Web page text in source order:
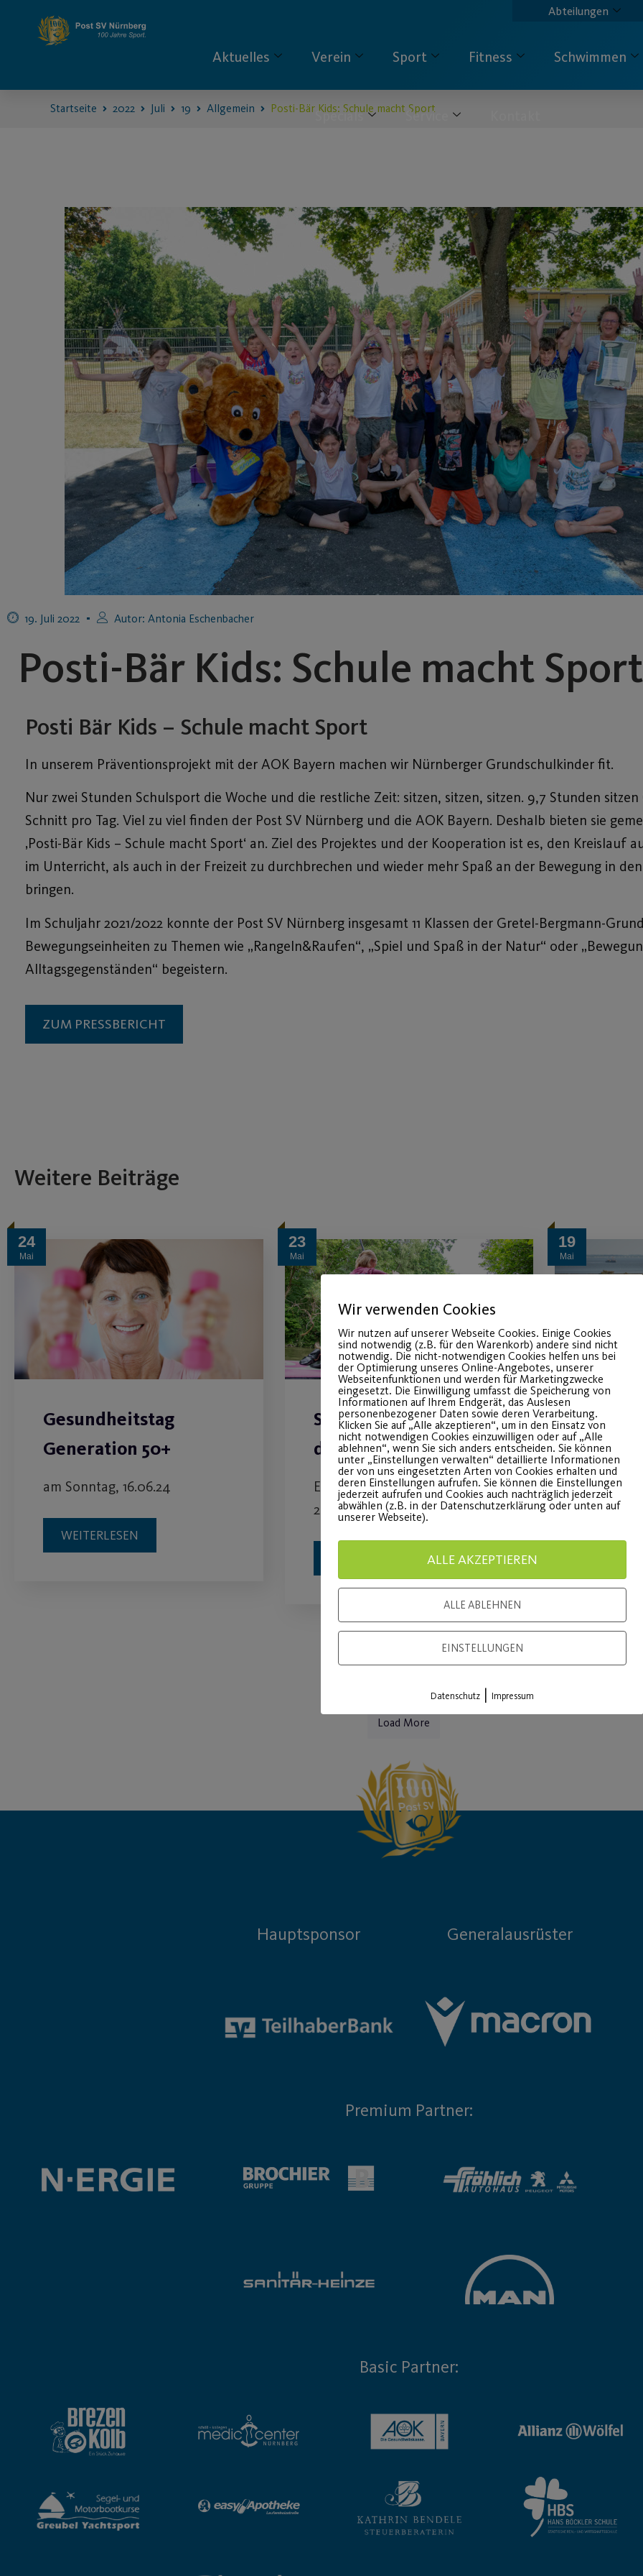
Abteilungen
Aktuelles Verein Sport Fitness Schwimmen
Specials Service
Startseite 2022 Juli 19 Allgemein Posti-Bär Kids: Schule macht Sport
19. Juli 2022 Autor: Antonia Eschenbacher
Posti-Bär Kids: Schule macht Sport
Posti Bär Kids – Schule macht Sport
In unserem Präventionsprojekt mit der AOK Bayern machen wir Nürnberger Grundschulkinder fit.
Nur zwei Stunden Schulsport die Woche und die restliche Zeit: sitzen, sitzen, sitzen. 9,7 Stunden
Schnitt pro Tag. Viel zu viel finden der Post SV Nürnberg und die AOK Bayern. Deshalb bieten sie
‚Posti-Bär Kids – Schule macht Sport‘ an. Ziel des Projektes und der Kooperation ist es, den Kreislauf
im Unterricht, als auch in der Freizeit zu durchbrechen und wieder mehr Spaß an der Bewegung in
bringen.
Im Schuljahr 2021/2022 konnte der Post SV Nürnberg insgesamt 11 Klassen der Gretel-Bergmann-
Bewegungseinheiten zu Themen wie „Rangeln&Raufen“, „Spiel und Spaß in der Natur“ oder
Alltagsgegenständen“ begeistern.
ZUM PRESSBERICHT
Weitere Beiträge
24
Mai
Gesundheitstag
Generation 50+
am Sonntag, 16.06.24
WEITERLESEN
23
Mai
Stand up Paddling auf
der Rednitz
Entdecke unsere SUP-Kurse
2024
19
Mai
beim
Load More
Hauptsponsor Generalausrüster
Premium Partner:
Basic Partner:
Wir verwenden Cookies
Wir nutzen auf unserer Webseite Cookies. Einige Cookies
sind notwendig (z.B. für den Warenkorb) andere sind nicht
notwendig. Die nicht-notwendigen Cookies helfen uns bei
der Optimierung unseres Online-Angebotes, unserer
Webseitenfunktionen und werden für Marketingzwecke
eingesetzt. Die Einwilligung umfasst die Speicherung von
Informationen auf Ihrem Endgerät, das Auslesen
personenbezogener Daten sowie deren Verarbeitung.
Klicken Sie auf „Alle akzeptieren“, um in den Einsatz von
nicht notwendigen Cookies einzuwilligen oder auf „Alle
ablehnen“, wenn Sie sich anders entscheiden. Sie können
unter „Einstellungen verwalten“ detaillierte Informationen
der von uns eingesetzten Arten von Cookies erhalten und
deren Einstellungen aufrufen. Sie können die Einstellungen
jederzeit aufrufen und Cookies auch nachträglich jederzeit
abwählen (z.B. in der Datenschutzerklärung oder unten auf
unserer Webseite).
ALLE AKZEPTIEREN
ALLE ABLEHNEN
EINSTELLUNGEN
Datenschutz | Impressum